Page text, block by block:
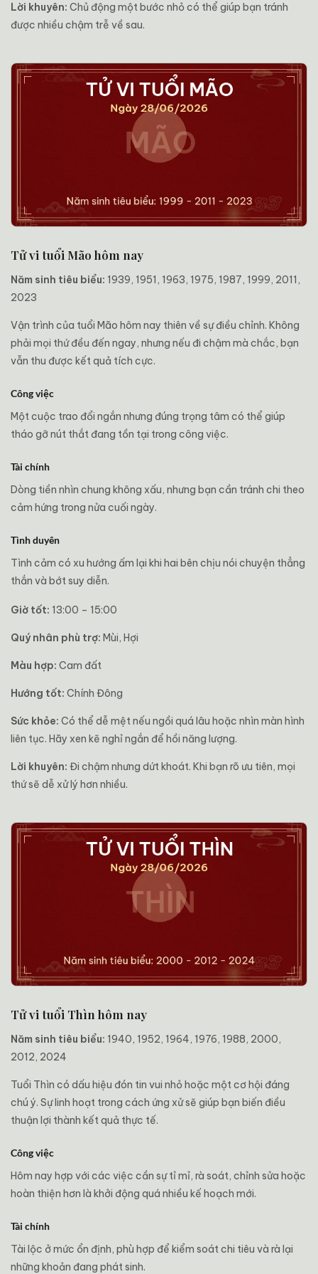
Lời khuyên: Chủ động một bước nhỏ có thể giúp bạn tránh
được nhiều chậm trễ về sau.
Tử vi tuổi Mão hôm nay
Năm sinh tiêu biểu: 1939, 1951, 1963, 1975, 1987, 1999, 2011,
2023
Vận trình của tuổi Mão hôm nay thiên về sự điều chỉnh. Không
phải mọi thứ đều đến ngay, nhưng nếu đi chậm mà chắc, bạn
vẫn thu được kết quả tích cực.
Công việc
Một cuộc trao đổi ngắn nhưng đúng trọng tâm có thể giúp
tháo gỡ nút thắt đang tồn tại trong công việc.
Tài chính
Dòng tiền nhìn chung không xấu, nhưng bạn cần tránh chi theo
cảm hứng trong nửa cuối ngày.
Tình duyên
Tình cảm có xu hướng ấm lại khi hai bên chịu nói chuyện thẳng
thắn và bớt suy diễn.
Giờ tốt: 13:00 – 15:00
Quý nhân phù trợ: Mùi, Hợi
Màu hợp: Cam đất
Hướng tốt: Chính Đông
Sức khỏe: Có thể dễ mệt nếu ngồi quá lâu hoặc nhìn màn hình
liên tục. Hãy xen kẽ nghỉ ngắn để hồi năng lượng.
Lời khuyên: Đi chậm nhưng dứt khoát. Khi bạn rõ ưu tiên, mọi
thứ sẽ dễ xử lý hơn nhiều.
Tử vi tuổi Thìn hôm nay
Năm sinh tiêu biểu: 1940, 1952, 1964, 1976, 1988, 2000,
2012, 2024
Tuổi Thìn có dấu hiệu đón tin vui nhỏ hoặc một cơ hội đáng
chú ý. Sự linh hoạt trong cách ứng xử sẽ giúp bạn biến điều
thuận lợi thành kết quả thực tế.
Công việc
Hôm nay hợp với các việc cần sự tỉ mỉ, rà soát, chỉnh sửa hoặc
hoàn thiện hơn là khởi động quá nhiều kế hoạch mới.
Tài chính
Tài lộc ở mức ổn định, phù hợp để kiểm soát chi tiêu và rà lại
những khoản đang phát sinh.